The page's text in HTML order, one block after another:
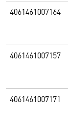
4061461007164
4061461007157
4061461007171